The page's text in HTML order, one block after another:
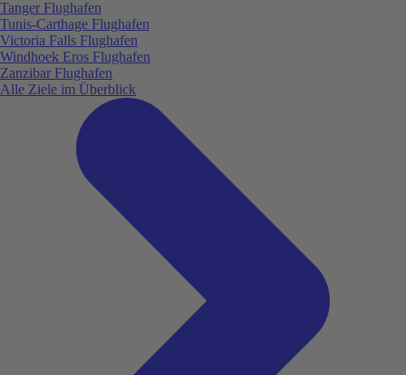
Tanger Flughafen
Tunis-Carthage Flughafen
Victoria Falls Flughafen
Windhoek Eros Flughafen
Zanzibar Flughafen
Alle Ziele im Überblick